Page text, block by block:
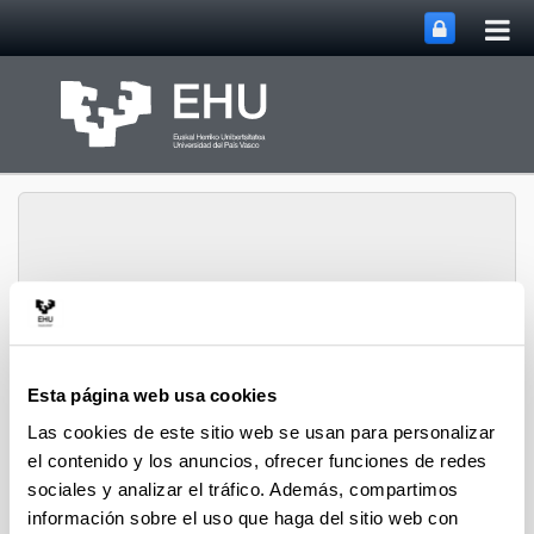
Esta página web usa cookies
Las cookies de este sitio web se usan para personalizar
el contenido y los anuncios, ofrecer funciones de redes
sociales y analizar el tráfico. Además, compartimos
información sobre el uso que haga del sitio web con
Difusión
Plasticos Universales. Entrevista al grupo BIOMAT